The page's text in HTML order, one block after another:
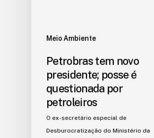
Meio Ambiente
Petrobras tem novo
presidente; posse é
questionada por
petroleiros
O ex-secretário especial de
Desburocratização do Ministério da